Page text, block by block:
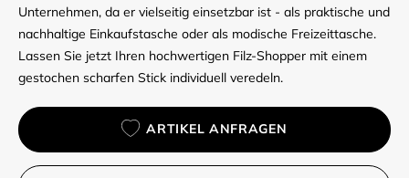
Unternehmen, da er vielseitig einsetzbar ist - als praktische und
nachhaltige Einkaufstasche oder als modische Freizeittasche.
Lassen Sie jetzt Ihren hochwertigen Filz-Shopper mit einem
gestochen scharfen Stick individuell veredeln.
ARTIKEL ANFRAGEN